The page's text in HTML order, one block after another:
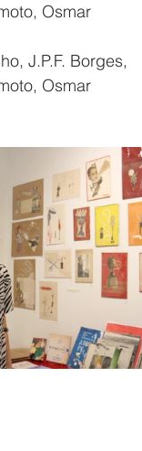
Osmar
J.P.F. Borges,
Osmar